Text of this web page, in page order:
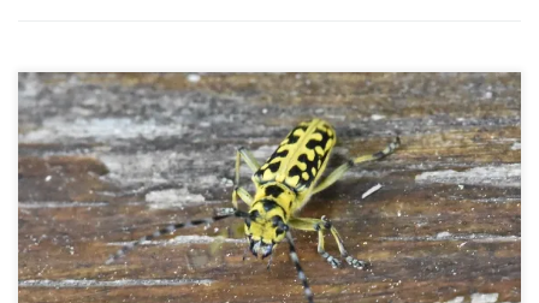
Sans être aussi emblématique que la rosalie des Alpes, ce
cérambycidé est l’un des plus colorés de notre faune. Bien qu’elle
soit présente sur tout le territoire et que sa larve se développe
dans un très grand nombre d’essences végétales, l’espèce reste
assez rare. Saperda scalaris Linnaeus,1758 POSITION
SYSTÉMATIQUE : Insecte, Coléoptère, Famille […]